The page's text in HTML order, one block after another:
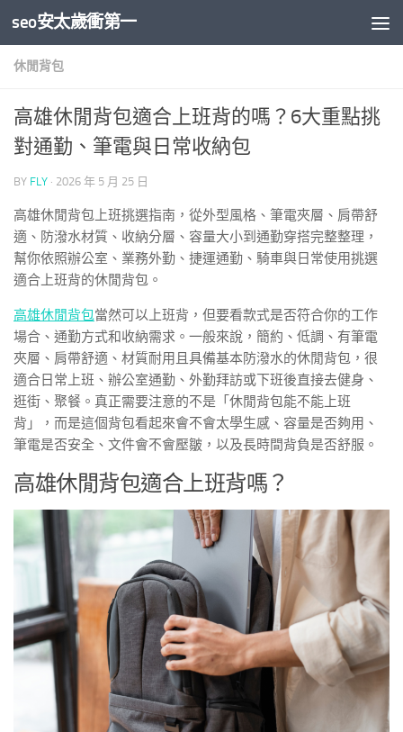
Skip to content
seo安太歲衝第一
休閒背包
高雄休閒背包適合上班背的嗎？6大重點挑
對通勤、筆電與日常收納包
BY FLY · 2026 年 5 月 25 日
高雄休閒背包上班挑選指南，從外型風格、筆電夾層、肩帶舒
適、防潑水材質、收納分層、容量大小到通勤穿搭完整整理，
幫你依照辦公室、業務外勤、捷運通勤、騎車與日常使用挑選
適合上班背的休閒背包。
高雄休閒背包當然可以上班背，但要看款式是否符合你的工作
場合、通勤方式和收納需求。一般來說，簡約、低調、有筆電
夾層、肩帶舒適、材質耐用且具備基本防潑水的休閒背包，很
適合日常上班、辦公室通勤、外勤拜訪或下班後直接去健身、
逛街、聚餐。真正需要注意的不是「休閒背包能不能上班
背」，而是這個背包看起來會不會太學生感、容量是否夠用、
筆電是否安全、文件會不會壓皺，以及長時間背負是否舒服。
高雄休閒背包適合上班背嗎？